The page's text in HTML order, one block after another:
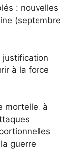
: nouvelles
(septembre
justification
à la force
mortelle, à
guerre